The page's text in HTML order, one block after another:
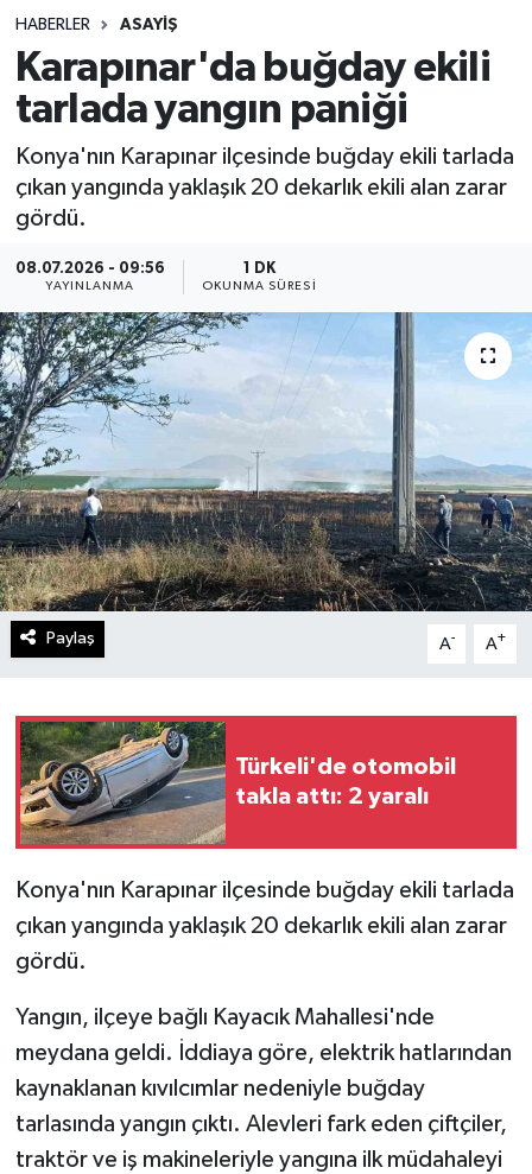
HABERLER ASAYIŞ
Karapınar'da buğday ekili
tarlada yangın paniği
Konya'nın Karapınar ilçesinde buğday ekili tarlada
çıkan yangında yaklaşık 20 dekarlık ekili alan zarar
gördü.
08.07.2026 - 09:56
YAYINLANMA
1 DK
OKUNMA SÜRESI
Paylaş A- A+
Türkeli'de otomobil
takla attı: 2 yaralı
Konya'nın Karapınar ilçesinde buğday ekili tarlada
çıkan yangında yaklaşık 20 dekarlık ekili alan zarar
gördü.
Yangın, ilçeye bağlı Kayacık Mahallesi'nde
meydana geldi. İddiaya göre, elektrik hatlarından
kaynaklanan kıvılcımlar nedeniyle buğday
tarlasında yangın çıktı. Alevleri fark eden çiftçiler,
traktör ve iş makineleriyle yangına ilk müdahaleyi
Spor
Teknoloji
Yaşam